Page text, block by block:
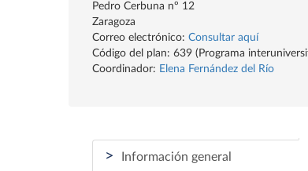
Pedro Cerbuna nº 12
Zaragoza
Correo electrónico: Consultar aquí
Código del plan: 639 (Programa
Coordinador: Elena Fernández del Río
> Información general